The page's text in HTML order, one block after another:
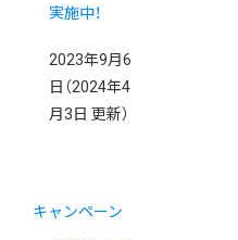
実施中！
2023年9月6
日 （2024年4
月3日 更新）
キャンペーン